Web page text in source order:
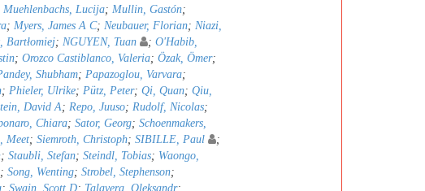
Muehlenbachs, Lucija; Mullin, Gastón;
; Myers, James A C; Neubauer, Florian; Niazi,
Bartłomiej; NGUYEN, Tuan ; O'Habib,
; Orozco Castiblanco, Valeria; Özak, Ömer;
Shubham; Papazoglou, Varvara;
; Phieler, Ulrike; Pütz, Peter; Qi, Quan; Qiu,
David A; Repo, Juuso; Rudolf, Nicolas;
Chiara; Sator, Georg; Schoenmakers,
Meet; Siemroth, Christoph; SIBILLE, Paul
;
; Staubli, Stefan; Steindl, Tobias; Waongo,
; Song, Wenting; Strobel, Stephenson;
; Swain, Scott D; Talavera, Oleksandr;